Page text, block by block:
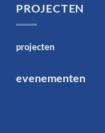
PROJECTEN
projecten
evenementen